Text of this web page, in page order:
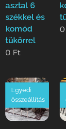
asztal 6
székkel és
komód
tükörrel
0 Ft
0
Egyedi
összeállítás